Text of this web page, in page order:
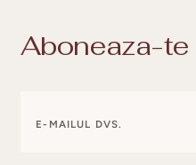
Aboneaza-